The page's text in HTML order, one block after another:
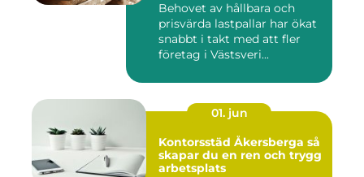
Behovet av hållbara och
prisvärda lastpallar har ökat
snabbt i takt med att fler
företag i Västsveri...
01. jun
Kontorsstäd Åkersberga så
skapar du en ren och trygg
arbetsplats